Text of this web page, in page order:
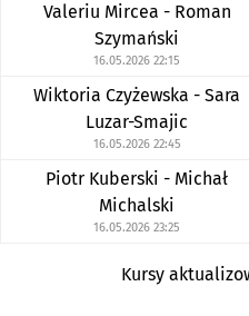
Valeriu Mircea - Roman
Szymański
16.05.2026 22:15
Wiktoria Czyżewska - Sara
Luzar-Smajic
16.05.2026 22:45
Piotr Kuberski - Michał
Michalski
16.05.2026 23:25
Kursy